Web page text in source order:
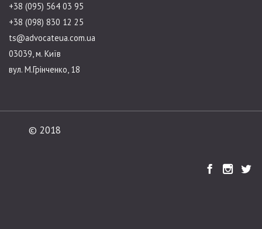
+38 (095) 564 03 95
+38 (098) 830 12 25
ts@advocateua.com.ua
03039, м. Київ
вул. М.Грінченко, 18
© 2018